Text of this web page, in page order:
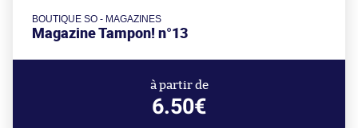
BOUTIQUE SO - MAGAZINES
Magazine Tampon! n°13
à partir de
6.50€